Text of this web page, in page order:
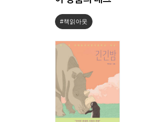
#책읽아웃